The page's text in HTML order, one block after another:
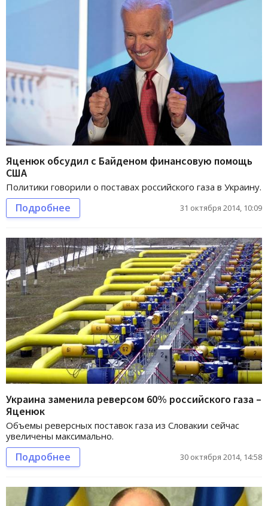
Яценюк обсудил с Байденом финансовую помощь
США
Политики говорили о поставах российского газа в Украину.
Подробнее 31 октября 2014, 10:09
Украина заменила реверсом 60% российского газа –
Яценюк
Объемы реверсных поставок газа из Словакии сейчас
увеличены максимально.
Подробнее 30 октября 2014, 14:58